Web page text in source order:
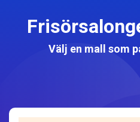
Välj en mall som